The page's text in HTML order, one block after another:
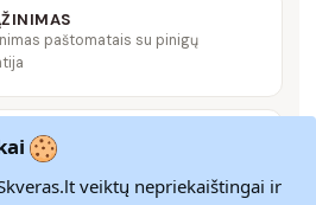
paštomatais su pinigų
aukščiausią jūsų duomenų
veiktų nepriekaištingai ir